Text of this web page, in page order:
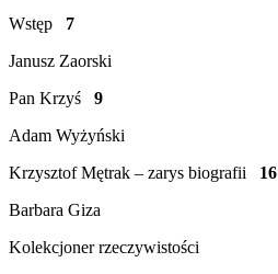
Wstęp
7
Janusz Zaorski
Pan Krzyś
9
Adam Wyżyński
Krzysztof Mętrak – zarys biografii 16
Barbara Giza
Kolekcjoner rzeczywistości